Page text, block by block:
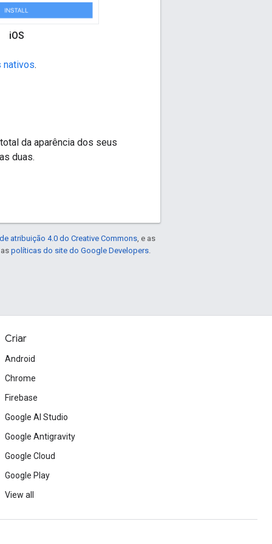
iOS
nativos.
da aparência dos seus
duas.
atribuição 4.0 do Creative Commons , e as
políticas do site do Google Developers
Criar
Android
Chrome
Firebase
Google AI Studio
Google Antigravity
Google Cloud
Google Play
View all